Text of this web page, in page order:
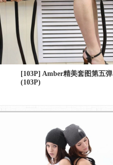
[103P] Amber精美套图第五弹
(103P)